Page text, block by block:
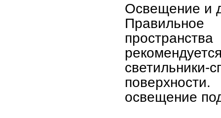
Освещение и
освещение